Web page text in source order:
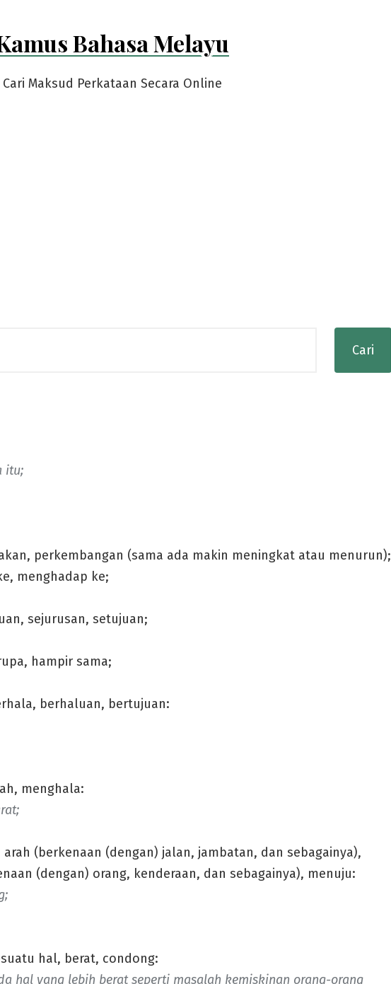
Bahasa Melayu
Cari Maksud Perkataan Secara Online
itu;
perkembangan (sama ada makin meningkat atau menurun);
menghadap ke;
sejurusan, setujuan;
hampir sama;
berhaluan, bertujuan:
menghala:
(berkenaan (dengan) jalan, jambatan, dan sebagainya),
(dengan) orang, kenderaan, dan sebagainya), menuju:
hal, berat, condong:
hal yang lebih berat seperti masalah kemiskinan orang-orang